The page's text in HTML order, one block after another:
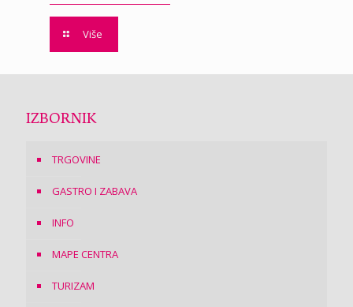
Više
IZBORNIK
TRGOVINE
GASTRO I ZABAVA
INFO
MAPE CENTRA
TURIZAM